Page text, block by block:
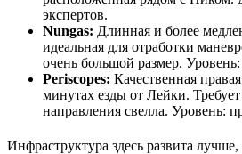
экспертов.
Nungas: Длинная и более
идеальная для отработки
очень большой размер.
Periscopes: Качественная
минутах езды от Лейки.
направления свелла. Уровень:
Инфраструктура здесь развита лучше,